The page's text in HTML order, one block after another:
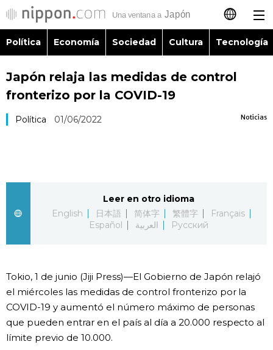
日本語
English
العربية
Русский
Política
Sociedad
Cultura
Vida
Guía de Japón
Política Economía Sociedad Cultura Tecnología
Japón relaja las medidas de control
fronterizo por la COVID-19
Noticias
Política 01/06/2022
Leer en otro idioma
English
日本語 简体字 繁體字
Français
Español
العربية Русский
Tokio, 1 de junio (Jiji Press)—El Gobierno de Japón relajó
el miércoles las medidas de control fronterizo por la
COVID-19 y aumentó el número máximo de personas
que pueden entrar en el país al día a 20.000 respecto al
límite previo de 10.000.